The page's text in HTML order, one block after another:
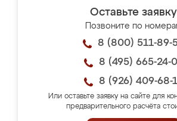
Оставьте заявку
Позвоните по
8 (800) 511-89-
8 (495) 665-24-
8 (926) 409-68-
Или оставьте заявку на сайте для
предварительного расчёта